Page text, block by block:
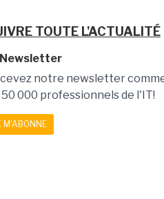
TOUTE L'ACTUALITÉ
Newsletter
notre newsletter
50 000 professionnels de l'IT!
M'ABONNE